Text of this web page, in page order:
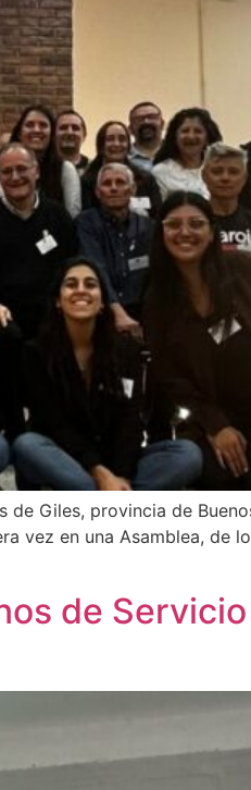
de Giles, provincia de
vez en una Asamblea, de
de